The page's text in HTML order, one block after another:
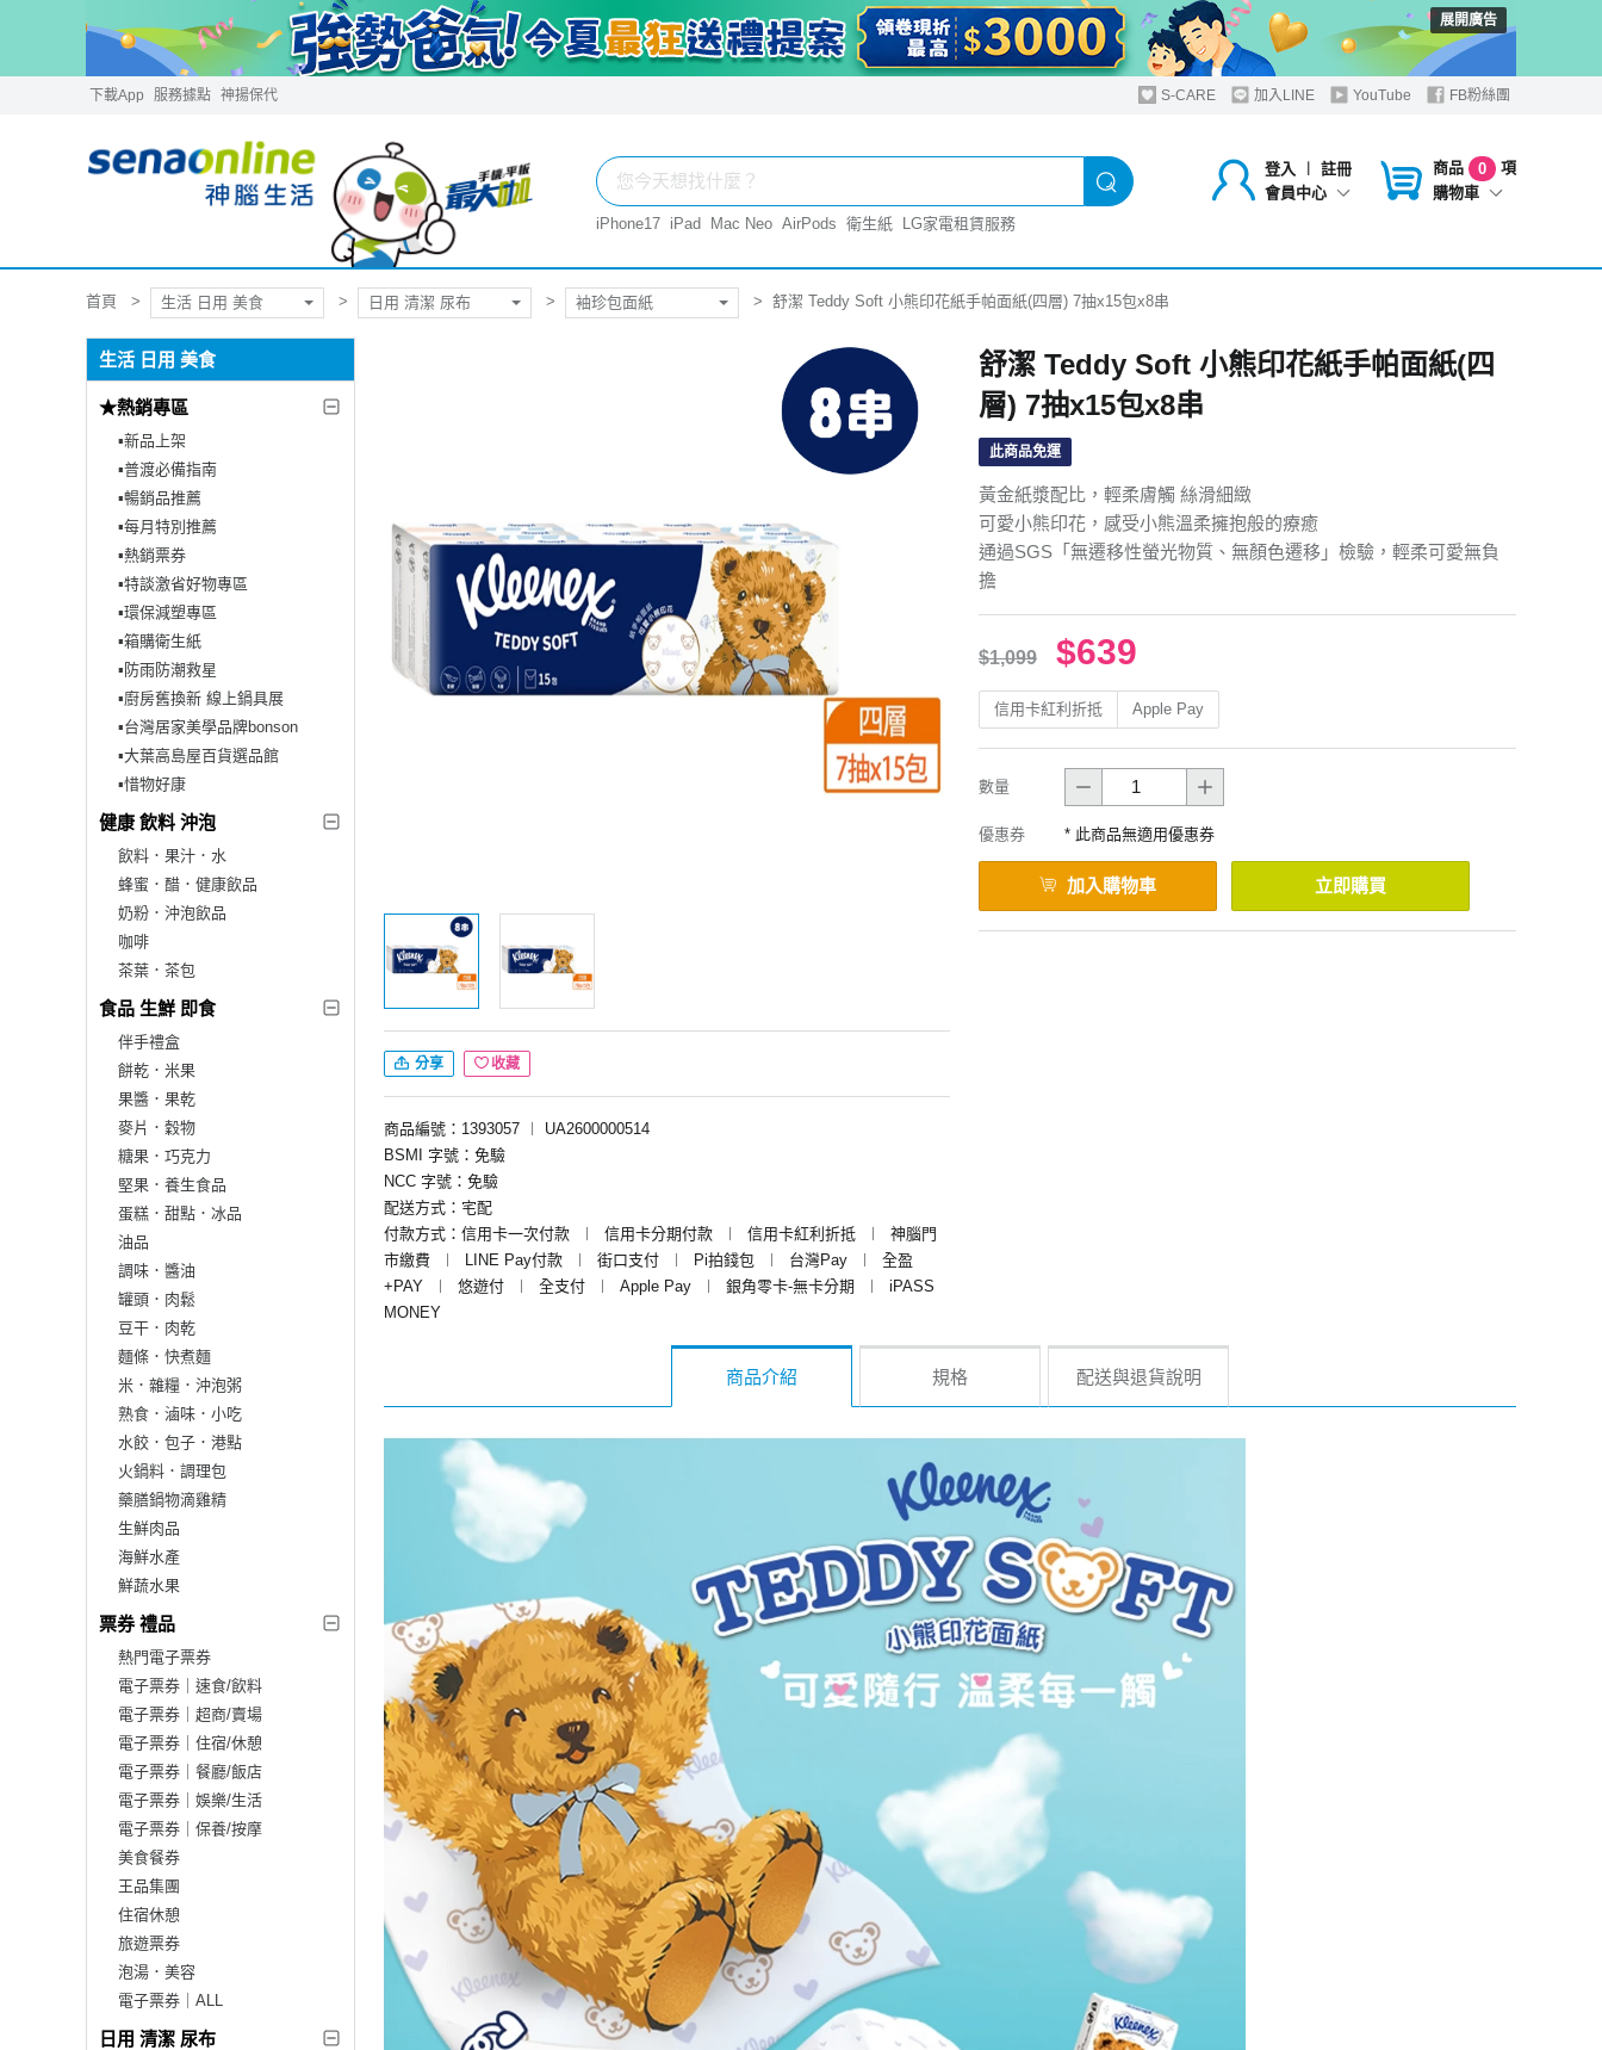
展開廣告
下載App 服務據點 神揚保代 S-CARE 加入LINE YouTube FB粉絲團
登入 ︱
註冊
會員中心
商品 0
項
購物車
iPhone17 iPad Mac Neo AirPods 衛生紙 LG家電租賃服務
首頁 生活 日用 美食 日用 清潔 尿布 袖珍包面紙 舒潔 Teddy Soft 小熊印花紙手帕面紙(四層) 7抽x15包x8串
生活 日用 美食
★熱銷專區
▪︎新品上架
▪︎普渡必備指南
▪︎暢銷品推薦
▪︎每月特別推薦
▪︎熱銷票券
▪︎特談激省好物專區
▪︎環保減塑專區
▪︎箱購衛生紙
▪︎防雨防潮救星
▪︎廚房舊換新 線上鍋具展
▪︎台灣居家美學品牌bonson
▪︎大葉高島屋百貨選品館
▪︎惜物好康
健康 飲料 沖泡
飲料．果汁．水
蜂蜜．醋．健康飲品
奶粉．沖泡飲品
咖啡
茶葉．茶包
食品 生鮮 即食
伴手禮盒
餅乾．米果
果醬．果乾
麥片．穀物
糖果．巧克力
堅果．養生食品
蛋糕．甜點．冰品
油品
調味．醬油
罐頭．肉鬆
豆干．肉乾
麵條．快煮麵
米．雜糧．沖泡粥
熟食．滷味．小吃
水餃．包子．港點
火鍋料．調理包
藥膳鍋物滴雞精
生鮮肉品
海鮮水產
鮮蔬水果
票券 禮品
熱門電子票券
電子票券｜速食/飲料
電子票券｜超商/賣場
電子票券｜住宿/休憩
電子票券｜餐廳/飯店
電子票券｜娛樂/生活
電子票券｜保養/按摩
美食餐券
王品集團
住宿休憩
旅遊票券
泡湯．美容
電子票券｜ALL
日用 清潔 尿布
分享 收藏
商品編號：1393057 ︱
UA2600000514
BSMI 字號：免驗
NCC 字號：免驗
配送方式：宅配
付款方式：信用卡一次付款
︱ 信用卡分期付款 ︱ 信用卡紅利折抵 ︱
神腦門
市繳費
︱ LINE Pay付款 ︱ 街口支付 ︱ Pi拍錢包 ︱ 台灣Pay ︱
全盈
+PAY
︱ 悠遊付 ︱ 全支付 ︱ Apple Pay ︱ 銀角零卡-無卡分期 ︱
iPASS
MONEY
舒潔 Teddy Soft 小熊印花紙手帕面紙(四
層) 7抽x15包x8串
此商品免運
黃金紙漿配比，輕柔膚觸 絲滑細緻
可愛小熊印花，感受小熊溫柔擁抱般的療癒
通過SGS「無遷移性螢光物質、無顏色遷移」檢驗，輕柔可愛無負
擔
$1,099 $639
信用卡紅利折抵 Apple Pay
數量
優惠券 * 此商品無適用優惠券
加入購物車 立即購買
商品介紹 規格 配送與退貨說明